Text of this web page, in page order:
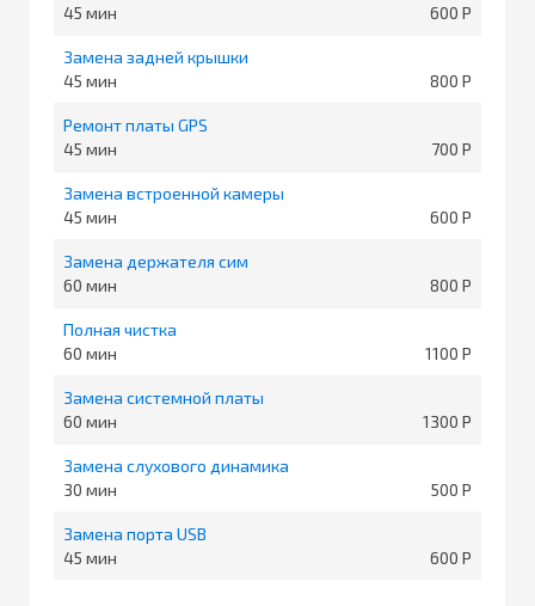
45
600
Замена задней крышки
45
800
Ремонт платы GPS
45
700
Замена встроенной камеры
45
600
Замена держателя сим
60
800
Полная чистка
60
1100
Замена системной платы
60
1300
Замена слухового динамика
30
500
Замена порта USB
45
600